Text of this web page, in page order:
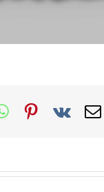
WhatsAppPinterest
Vk